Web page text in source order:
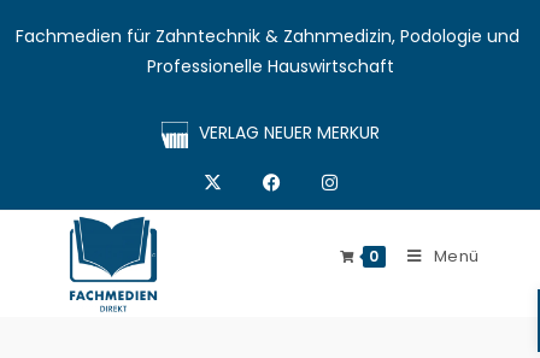
Fachmedien für Zahntechnik & Zahnmedizin, Podologie und
Professionelle Hauswirtschaft
VERLAG NEUER MERKUR
0 Menü